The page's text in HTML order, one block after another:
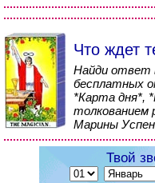
Что ждет
Найди ответ
бесплатных
*Карта дня*,
толкованием
Марины
Твой